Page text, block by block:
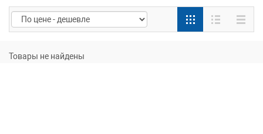
Товары не найдены